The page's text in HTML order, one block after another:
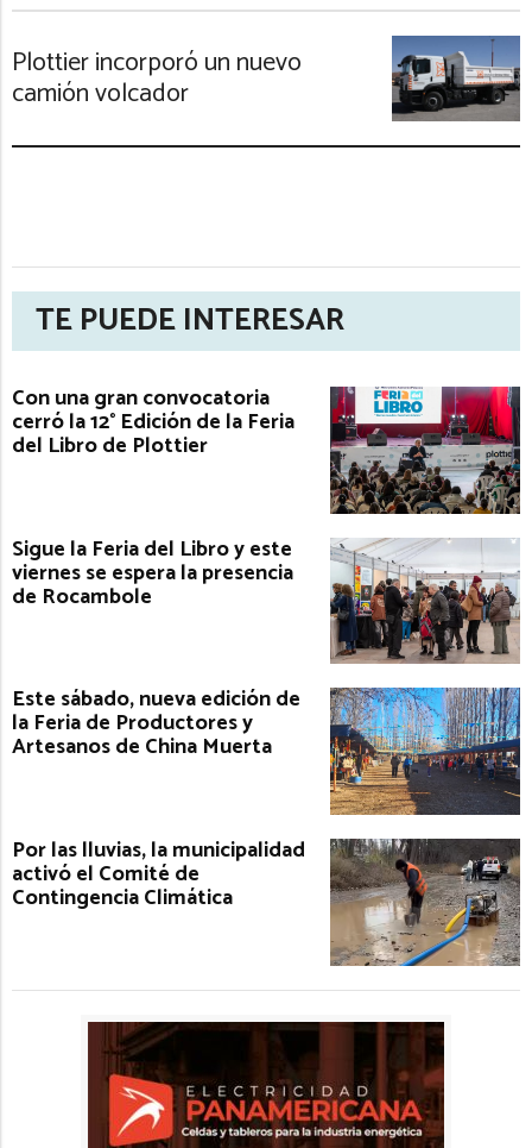
Plottier incorporó un nuevo
camión volcador
TE PUEDE INTERESAR
Con una gran convocatoria
cerró la 12° Edición de la Feria
del Libro de Plottier
Sigue la Feria del Libro y este
viernes se espera la presencia
de Rocambole
Este sábado, nueva edición de
la Feria de Productores y
Artesanos de China Muerta
Por las lluvias, la municipalidad
activó el Comité de
Contingencia Climática